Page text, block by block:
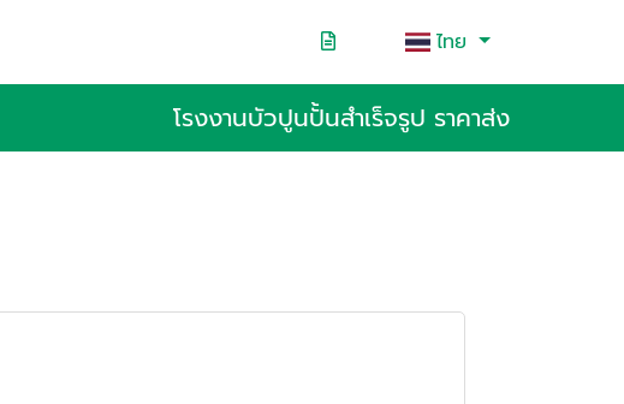
ไทย
โรงงานบัวปูนปั้นสำเร็จรูป ราคาส่ง